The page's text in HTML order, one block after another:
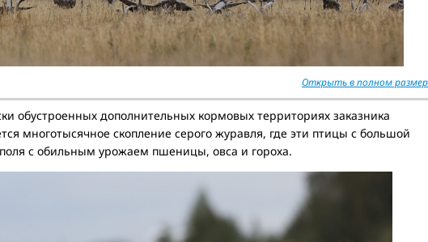
Открыть в полном
обустроенных дополнительных кормовых территориях заказника
многотысячное скопление серого журавля, где эти птицы с большой
с обильным урожаем пшеницы, овса и гороха.